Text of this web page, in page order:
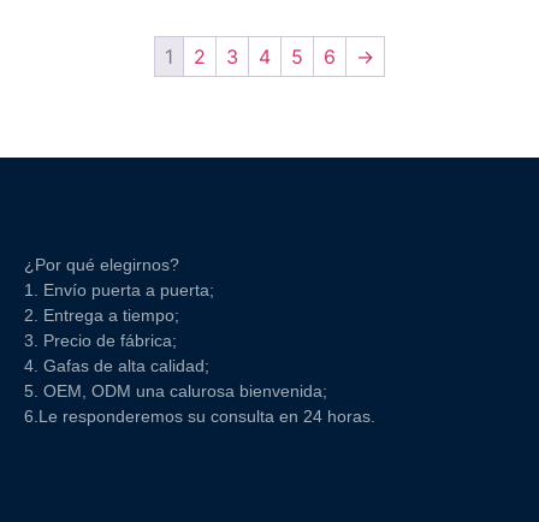
1 2 3 4 5 6 →
¿Por qué elegirnos?
1. Envío puerta a puerta;
2. Entrega a tiempo;
3. Precio de fábrica;
4. Gafas de alta calidad;
5. OEM, ODM una calurosa bienvenida;
6.Le responderemos su consulta en 24 horas.